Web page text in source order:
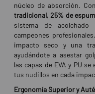
núcleo de absorción.
tradicional, 25% de
sistema de
campeones
impacto seco y una
ayudándote a asestar
las capas de EVA y PU
tus nudillos en cada
Ergonomía Superior y